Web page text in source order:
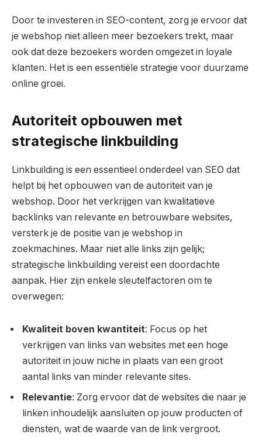
Door te investeren in SEO-content, zorg je ervoor dat
je webshop niet alleen meer bezoekers trekt, maar
ook dat deze bezoekers worden omgezet in loyale
klanten. Het is een essentiële strategie voor duurzame
online groei.
Autoriteit opbouwen met
strategische linkbuilding
Linkbuilding is een essentieel onderdeel van SEO dat
helpt bij het opbouwen van de autoriteit van je
webshop. Door het verkrijgen van kwalitatieve
backlinks van relevante en betrouwbare websites,
versterk je de positie van je webshop in
zoekmachines. Maar niet alle links zijn gelijk;
strategische linkbuilding vereist een doordachte
aanpak. Hier zijn enkele sleutelfactoren om te
overwegen:
Kwaliteit boven kwantiteit: Focus op het
verkrijgen van links van websites met een hoge
autoriteit in jouw niche in plaats van een groot
aantal links van minder relevante sites.
Relevantie: Zorg ervoor dat de websites die naar je
linken inhoudelijk aansluiten op jouw producten of
diensten, wat de waarde van de link vergroot.